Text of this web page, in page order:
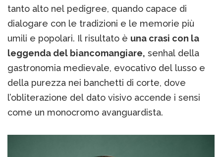
tanto alto nel pedigree, quando capace di
dialogare con le tradizioni e le memorie più
umili e popolari. Il risultato è una crasi con la
leggenda del biancomangiare, senhal della
gastronomia medievale, evocativo del lusso e
della purezza nei banchetti di corte, dove
l’obliterazione del dato visivo accende i sensi
come un monocromo avanguardista.